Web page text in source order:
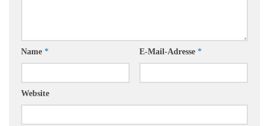
Name * E-Mail-Adresse *
Website